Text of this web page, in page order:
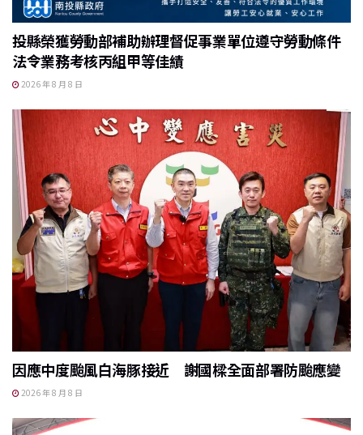
投縣榮獲勞動部補助辦理督促事業單位遵守勞動條件
法令業務考核丙組甲等佳績
2026 年 8 月 8 日
因應中度颱風白海豚接近 謝國樑全面部署防颱應變
2026 年 8 月 8 日